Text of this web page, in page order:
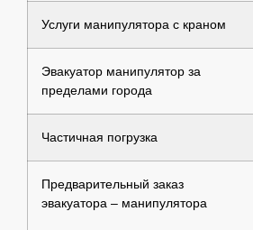
Услуги манипулятора с краном
Эвакуатор манипулятор за
пределами города
Частичная погрузка
Предварительный заказ
эвакуатора – манипулятора